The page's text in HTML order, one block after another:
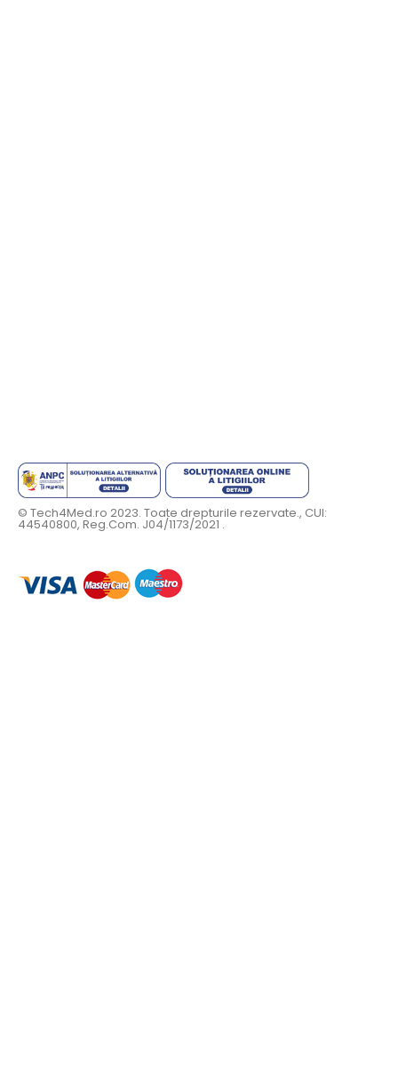
© Tech4Med.ro 2023. Toate drepturile rezervate., CUI:
44540800, Reg.Com. J04/1173/2021 .